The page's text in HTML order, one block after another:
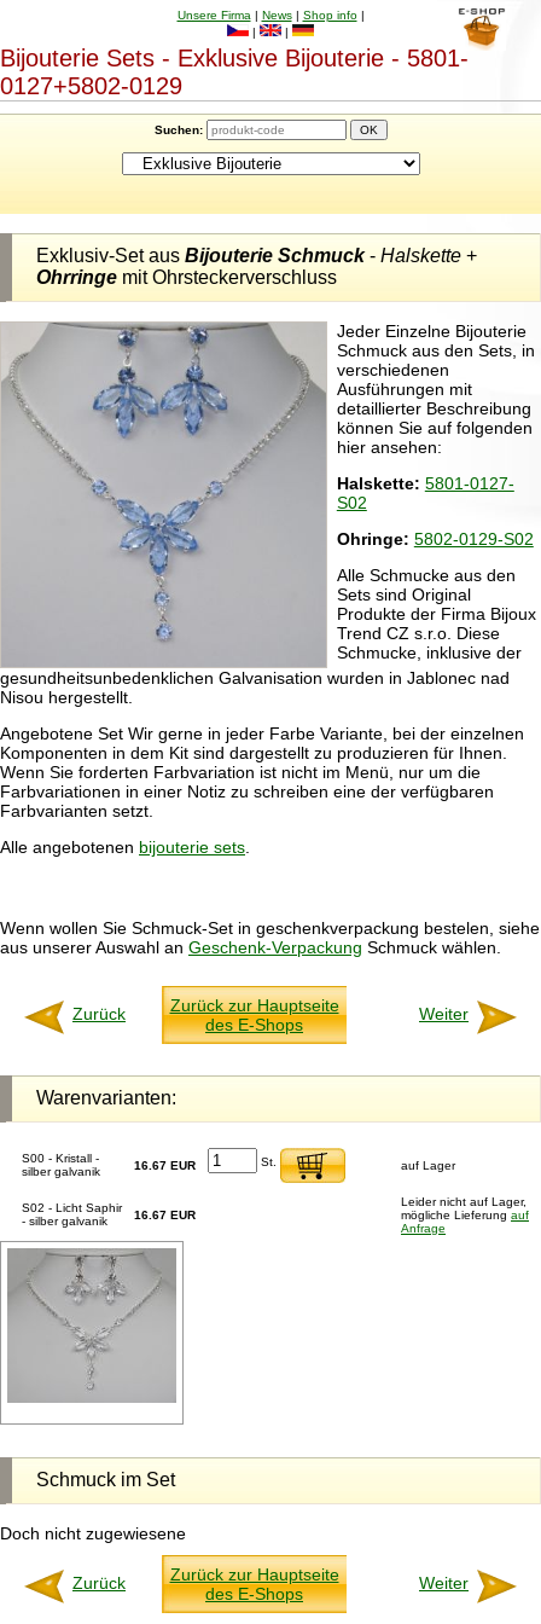
Unsere Firma | News| Shop info|
|
|
Bijouterie Sets - Exklusive Bijouterie - 5801-
0127+5802-0129
Suchen:
Exklusiv-Set aus Bijouterie Schmuck- Halskette +
Ohrringe mit Ohrsteckerverschluss
Jeder Einzelne Bijouterie
Schmuck aus den Sets, in
verschiedenen
Ausführungen mit
detaillierter Beschreibung
können Sie auf folgenden
hier ansehen:
Halskette: 5801-0127-
S02
Ohringe: 5802-0129-S02
Alle Schmucke aus den
Sets sind Original
Produkte der Firma Bijoux
Trend CZ s.r.o. Diese
Schmucke, inklusive der
gesundheitsunbedenklichen Galvanisation wurden in Jablonec nad
Nisou hergestellt.
Angebotene Set Wir gerne in jeder Farbe Variante, bei der einzelnen
Komponenten in dem Kit sind dargestellt zu produzieren für Ihnen.
Wenn Sie forderten Farbvariation ist nicht im Menü, nur um die
Farbvariationen in einer Notiz zu schreiben eine der verfügbaren
Farbvarianten setzt.
Alle angebotenen bijouterie sets.
Wenn wollen Sie Schmuck-Set in geschenkverpackung bestelen, siehe
aus unserer Auswahl an Geschenk-Verpackung Schmuck wählen.
Zurück
Zurück zur Hauptseite
des E-Shops
Weiter
Warenvarianten:
S00 - Kristall -
silber galvanik
16.67 EUR St. auf Lager
S02 - Licht Saphir
- silber galvanik
16.67 EUR
Leider nicht auf Lager,
mögliche Lieferung auf
Anfrage
Schmuck im Set
Doch nicht zugewiesene
Zurück
Zurück zur Hauptseite
des E-Shops
Weiter